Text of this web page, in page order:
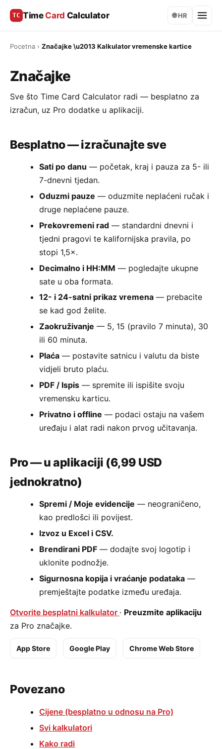
TC Time Card Calculator 🌐 HR
Pocetna › Značajke \u2013 Kalkulator vremenske kartice
Značajke
Sve što Time Card Calculator radi — besplatno za
izračun, uz Pro dodatke u aplikaciji.
Besplatno — izračunajte sve
Sati po danu — početak, kraj i pauza za 5- ili
7-dnevni tjedan.
Oduzmi pauze — oduzmite neplaćeni ručak i
druge neplaćene pauze.
Prekovremeni rad — standardni dnevni i
tjedni pragovi te kalifornijska pravila, po
stopi 1,5×.
Decimalno i HH:MM — pogledajte ukupne
sate u oba formata.
12- i 24-satni prikaz vremena — prebacite
se kad god želite.
Zaokruživanje — 5, 15 (pravilo 7 minuta), 30
ili 60 minuta.
Plaća — postavite satnicu i valutu da biste
vidjeli bruto plaću.
PDF / Ispis — spremite ili ispišite svoju
vremensku karticu.
Privatno i offline — podaci ostaju na vašem
uređaju i alat radi nakon prvog učitavanja.
Pro — u aplikaciji (6,99 USD
jednokratno)
Spremi / Moje evidencije — neograničeno,
kao predlošci ili povijest.
Izvoz u Excel i CSV.
Brendirani PDF — dodajte svoj logotip i
uklonite podnožje.
Sigurnosna kopija i vraćanje podataka —
premještajte podatke između uređaja.
Otvorite besplatni kalkulator · Preuzmite aplikaciju
za Pro značajke.
App Store Google Play Chrome Web Store
Povezano
Cijene (besplatno u odnosu na Pro)
Svi kalkulatori
Kako radi